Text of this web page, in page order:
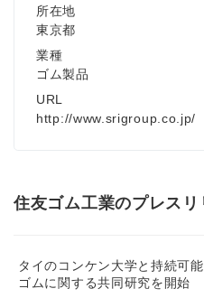
所在地
東京都
業種
ゴム製品
URL
http://www.srigroup.co.jp/
住友ゴム工業のプレスリ
タイのコンケン大学と持続可
ゴムに関する共同研究を開始